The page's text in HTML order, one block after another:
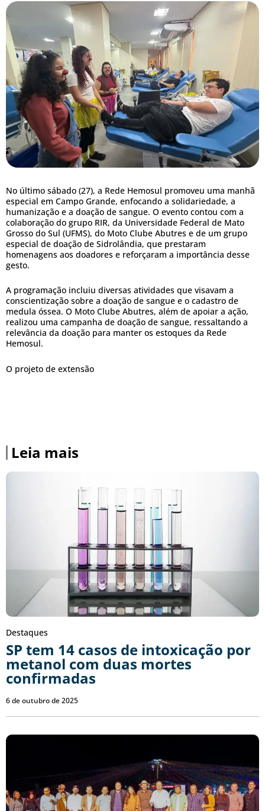
No último sábado (27), a Rede Hemosul promoveu uma manhã
especial em Campo Grande, enfocando a solidariedade, a
humanização e a doação de sangue. O evento contou com a
colaboração do grupo RIR, da Universidade Federal de Mato
Grosso do Sul (UFMS), do Moto Clube Abutres e de um grupo
especial de doação de Sidrolândia, que prestaram
homenagens aos doadores e reforçaram a importância desse
gesto.
A programação incluiu diversas atividades que visavam a
conscientização sobre a doação de sangue e o cadastro de
medula óssea. O Moto Clube Abutres, além de apoiar a ação,
realizou uma campanha de doação de sangue, ressaltando a
relevância da doação para manter os estoques da Rede
Hemosul.
O projeto de extensão
Leia mais
Destaques
SP tem 14 casos de intoxicação por
metanol com duas mortes
confirmadas
6 de outubro de 2025